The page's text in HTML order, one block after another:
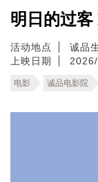
明日的过客
活动地点
诚品
上映日期
电影 诚品电影院